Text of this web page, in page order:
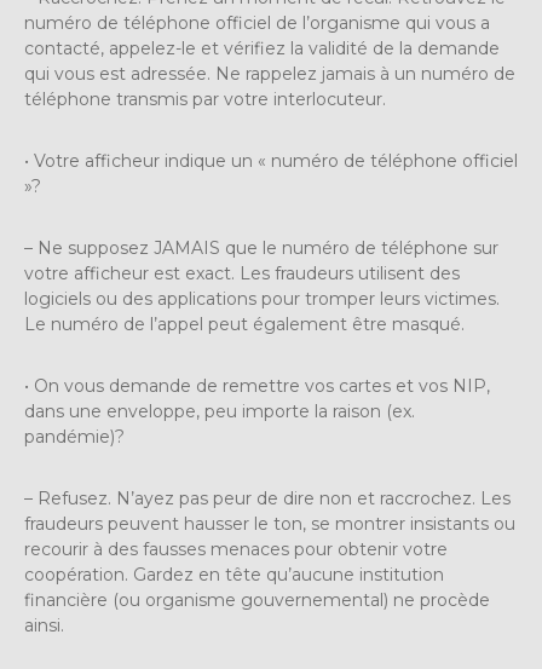
numéro de téléphone officiel de l’organisme qui vous a
contacté, appelez-le et vérifiez la validité de la demande
qui vous est adressée. Ne rappelez jamais à un numéro de
téléphone transmis par votre interlocuteur.
• Votre afficheur indique un « numéro de téléphone officiel
»?
– Ne supposez JAMAIS que le numéro de téléphone sur
votre afficheur est exact. Les fraudeurs utilisent des
logiciels ou des applications pour tromper leurs victimes.
Le numéro de l’appel peut également être masqué.
• On vous demande de remettre vos cartes et vos NIP,
dans une enveloppe, peu importe la raison (ex.
pandémie)?
– Refusez. N’ayez pas peur de dire non et raccrochez. Les
fraudeurs peuvent hausser le ton, se montrer insistants ou
recourir à des fausses menaces pour obtenir votre
coopération. Gardez en tête qu’aucune institution
financière (ou organisme gouvernemental) ne procède
ainsi.